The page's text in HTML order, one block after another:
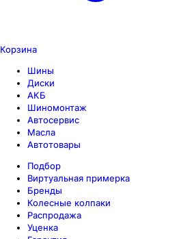
Корзина
Шины
Диски
АКБ
Шиномонтаж
Автосервис
Масла
Автотовары
Подбор
Виртуальная примерка
Бренды
Колесные колпаки
Распродажа
Уценка